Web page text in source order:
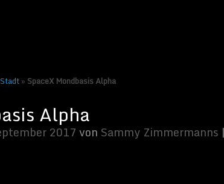
» SpaceX Mondbasis Alpha